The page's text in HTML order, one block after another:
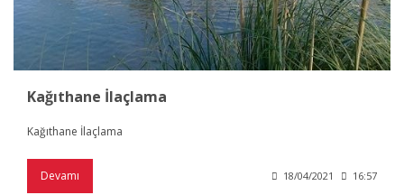
Kağıthane İlaçlama
Kağıthane İlaçlama
Devamı 18/04/2021 16:57